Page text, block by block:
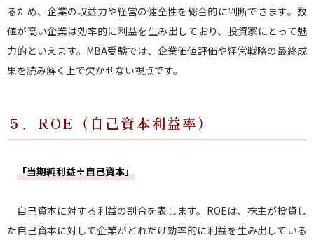
るため、企業の収益力や経営の健全性を総合的に判断できます。数
値が高い企業は効率的に利益を生み出しており、投資家にとって魅
力的といえます。MBA受験では、企業価値評価や経営戦略の最終成
果を読み解く上で欠かせない視点です。
５．ROE（自己資本利益率）
「当期純利益÷自己資本」
自己資本に対する利益の割合を表します。ROEは、株主が投資し
た自己資本に対して企業がどれだけ効率的に利益を生み出している